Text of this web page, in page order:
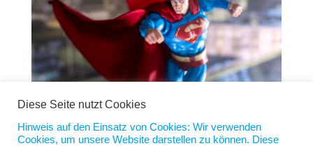
Diese Seite nutzt Cookies
Hinweis auf den Einsatz von Cookies: Wir verwenden
Cookies, um unsere Website darstellen zu können. Diese